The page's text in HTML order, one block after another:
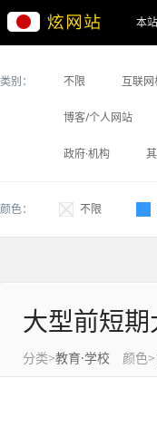
本
类别： 不限 互联
博客/个人网站
政府·机构
颜色： 不限
大型前短期
分类>教育·学校 颜色>